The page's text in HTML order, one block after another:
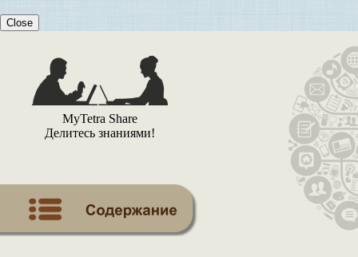
Close
MyTetra Share
Делитесь знаниями!